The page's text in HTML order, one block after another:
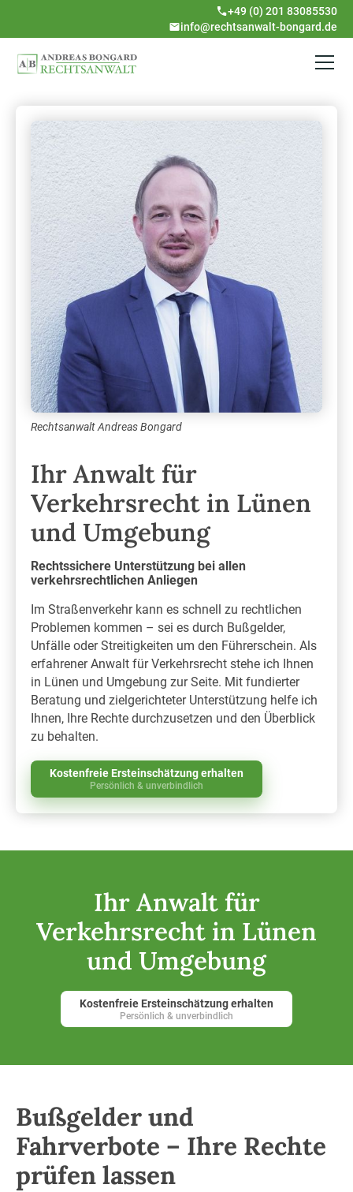
+49 (0) 201 83085530
info@rechtsanwalt-bongard.de
Ihr Anwalt für
Verkehrsrecht in Lünen
und Umgebung
Rechtssichere Unterstützung bei allen
verkehrsrechtlichen Anliegen
Im Straßenverkehr kann es schnell zu rechtlichen
Problemen kommen – sei es durch Bußgelder,
Unfälle oder Streitigkeiten um den Führerschein. Als
erfahrener Anwalt für Verkehrsrecht stehe ich Ihnen
in Lünen und Umgebung zur Seite. Mit fundierter
Beratung und zielgerichteter Unterstützung helfe ich
Ihnen, Ihre Rechte durchzusetzen und den Überblick
zu behalten.
Kostenfreie Ersteinschätzung erhalten
Persönlich & unverbindlich
Rechtsanwalt Andreas Bongard
Ihr Anwalt für
Verkehrsrecht in Lünen
und Umgebung
Kostenfreie Ersteinschätzung erhalten
Persönlich & unverbindlich
Bußgelder und
Fahrverbote – Ihre Rechte
prüfen lassen